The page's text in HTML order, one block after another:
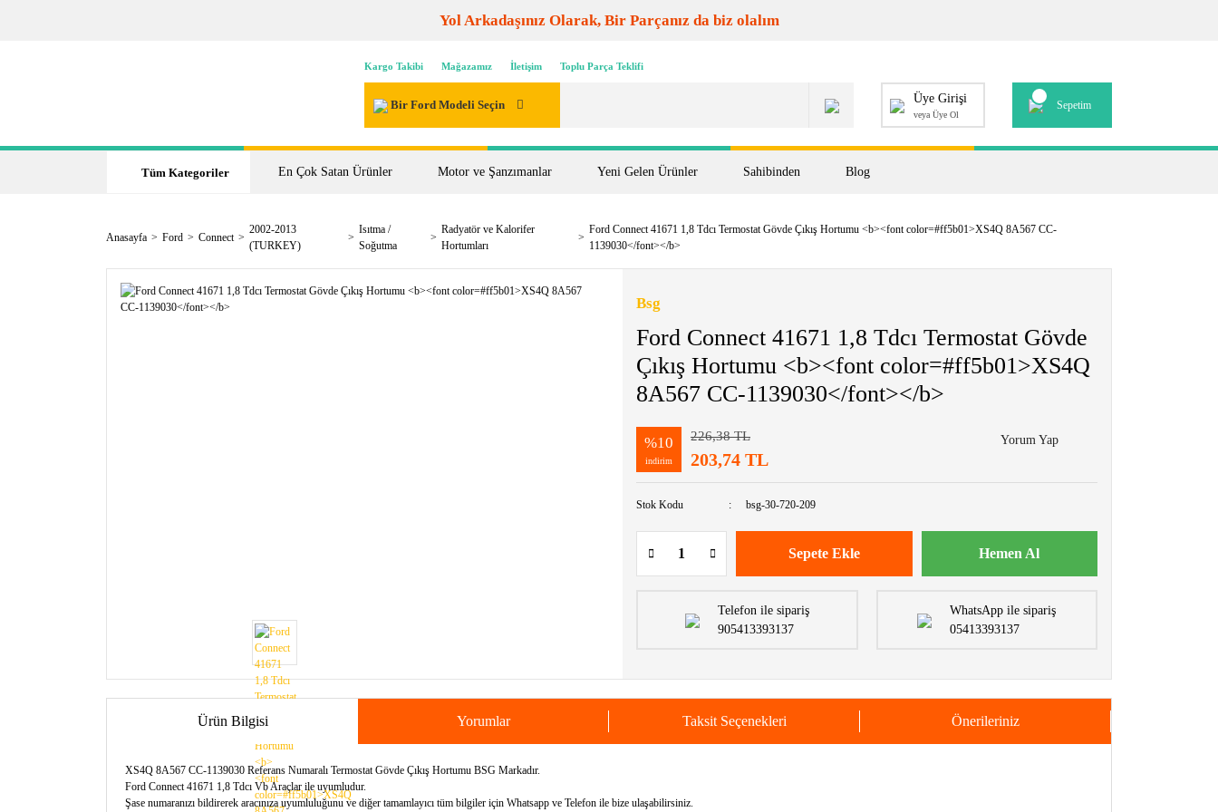
Yol Arkadaşınız Olarak, Bir Parçanız da biz olalım
Kargo Takibi Mağazamız İletişim Toplu Parça Teklifi
Bir Ford Modeli Seçin Üye Girişi
veya Üye Ol
Sepetim
Tüm Kategoriler En Çok Satan Ürünler Motor ve Şanzımanlar Yeni Gelen Ürünler Sahibinden Blog
Anasayfa Ford Connect
2002-2013
(TURKEY)
Isıtma /
Soğutma
Radyatör ve Kalorifer
Hortumları
Ford Connect 41671 1,8 Tdcı Termostat Gövde Çıkış Hortumu <b><font color=#ff5b01>XS4Q 8A567 CC-
1139030</font></b>
Bsg
Ford Connect 41671 1,8 Tdcı Termostat Gövde
Çıkış Hortumu <b><font color=#ff5b01>XS4Q
8A567 CC-1139030</font></b>
%10
indirim
226,38 TL
203,74 TL
Yorum Yap
Stok Kodu bsg-30-720-209
Sepete Ekle Hemen Al
Telefon ile sipariş
905413393137
WhatsApp ile sipariş
05413393137
Ürün Bilgisi Yorumlar Taksit Seçenekleri Önerileriniz
XS4Q 8A567 CC-1139030 Referans Numaralı Termostat Gövde Çıkış Hortumu BSG Markadır.
Ford Connect 41671 1,8 Tdcı Vb Araçlar ile uyumludur.
Şase numaranızı bildirerek aracınıza uyumluluğunu ve diğer tamamlayıcı tüm bilgiler için Whatsapp ve Telefon ile bize ulaşabilirsiniz.